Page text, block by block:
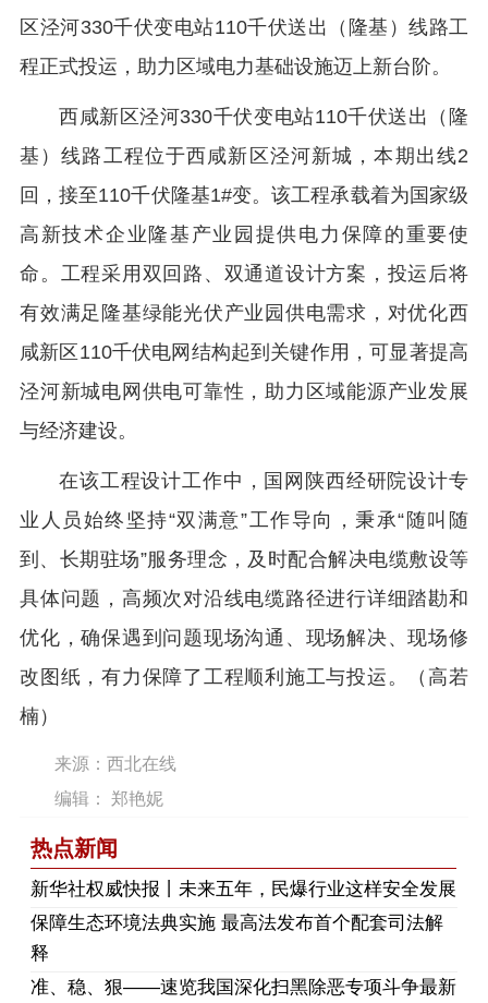
区泾河330千伏变电站110千伏送出（隆基）线路工
程正式投运，助力区域电力基础设施迈上新台阶。
西咸新区泾河330千伏变电站110千伏送出（隆
基）线路工程位于西咸新区泾河新城，本期出线2
回，接至110千伏隆基1#变。该工程承载着为国家级
高新技术企业隆基产业园提供电力保障的重要使
命。工程采用双回路、双通道设计方案，投运后将
有效满足隆基绿能光伏产业园供电需求，对优化西
咸新区110千伏电网结构起到关键作用，可显著提高
泾河新城电网供电可靠性，助力区域能源产业发展
与经济建设。
在该工程设计工作中，国网陕西经研院设计专
业人员始终坚持“双满意”工作导向，秉承“随叫随
到、长期驻场”服务理念，及时配合解决电缆敷设等
具体问题，高频次对沿线电缆路径进行详细踏勘和
优化，确保遇到问题现场沟通、现场解决、现场修
改图纸，有力保障了工程顺利施工与投运。（高若
楠）
来源：西北在线
编辑： 郑艳妮
热点新闻
​新华社权威快报丨未来五年，民爆行业这样安全发展
保障生态环境法典实施 最高法发布首个配套司法解
释
​准、稳、狠——速览我国深化扫黑除恶专项斗争最新